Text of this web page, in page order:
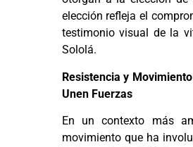
elección refleja el
testimonio visual de la
Sololá.
Resistencia y
Unen Fuerzas
En un contexto más
movimiento que ha